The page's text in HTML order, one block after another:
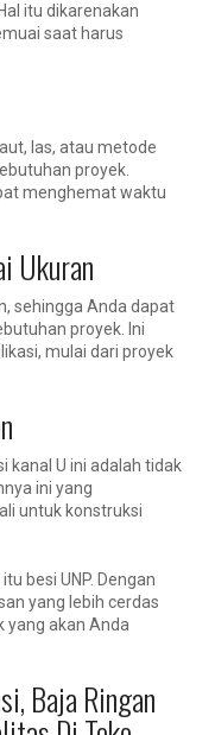
itu dikarenakan
saat harus
las, atau metode
proyek.
menghemat waktu
Ukuran
sehingga Anda dapat
proyek. Ini
mulai dari proyek
kanal U ini adalah tidak
ini yang
untuk konstruksi
besi UNP. Dengan
yang lebih cerdas
yang akan Anda
Baja Ringan